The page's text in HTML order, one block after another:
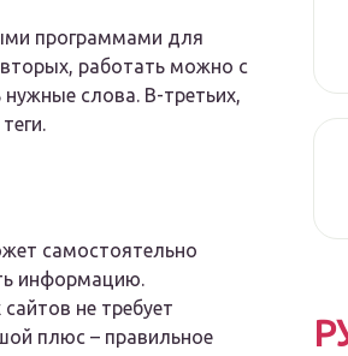
программами для
работать можно с
слова. В-третьих,
самостоятельно
информацию.
не требует
плюс – правильное